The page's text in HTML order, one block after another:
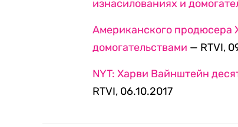
изнасилованиях и
Американского продюсера
домогательствами — RTVI,
NYT: Харви Вайнштейн
RTVI, 06.10.2017